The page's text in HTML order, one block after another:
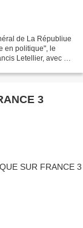
de La Républiue
en politique", le
Letellier, avec à
3